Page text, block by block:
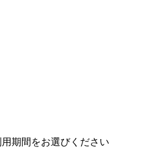
期間をお選びください